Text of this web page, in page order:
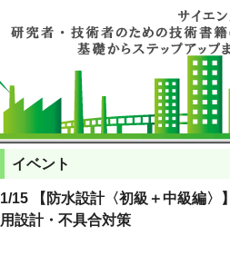
イベント
1/15 【防水設計〈初級＋中級編〉
用設計・不具合対策